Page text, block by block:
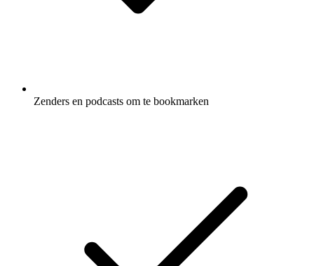
Zenders en podcasts om te bookmarken